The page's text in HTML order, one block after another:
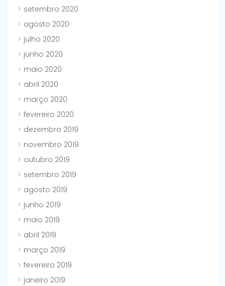
setembro 2020
agosto 2020
julho 2020
junho 2020
maio 2020
abril 2020
março 2020
fevereiro 2020
dezembro 2019
novembro 2019
outubro 2019
setembro 2019
agosto 2019
junho 2019
maio 2019
abril 2019
março 2019
fevereiro 2019
janeiro 2019